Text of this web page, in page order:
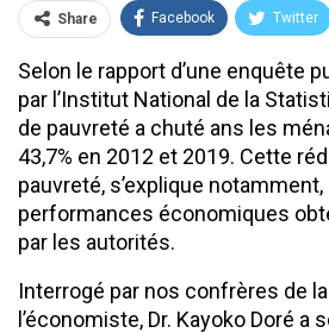
Share Facebook Twitter
Selon le rapport d’une enquête
par l’Institut National de la
de pauvreté a chuté ans les
43,7% en 2012 et 2019. Cette
pauvreté, s’explique notamment,
performances économiques
par les autorités.
Interrogé par nos confrères de
l’économiste, Dr. Kayoko Doré a